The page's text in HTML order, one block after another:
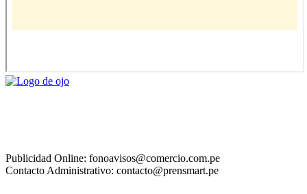
Publicidad Online: fonoavisos@comercio.com.pe
Contacto Administrativo: contacto@prensmart.pe